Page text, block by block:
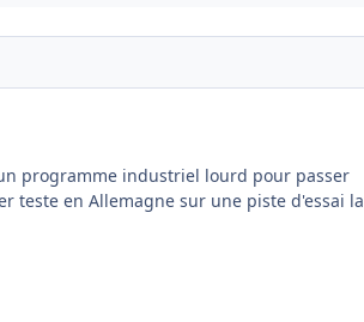
programme industriel lourd pour passer
teste en Allemagne sur une piste d'essai la